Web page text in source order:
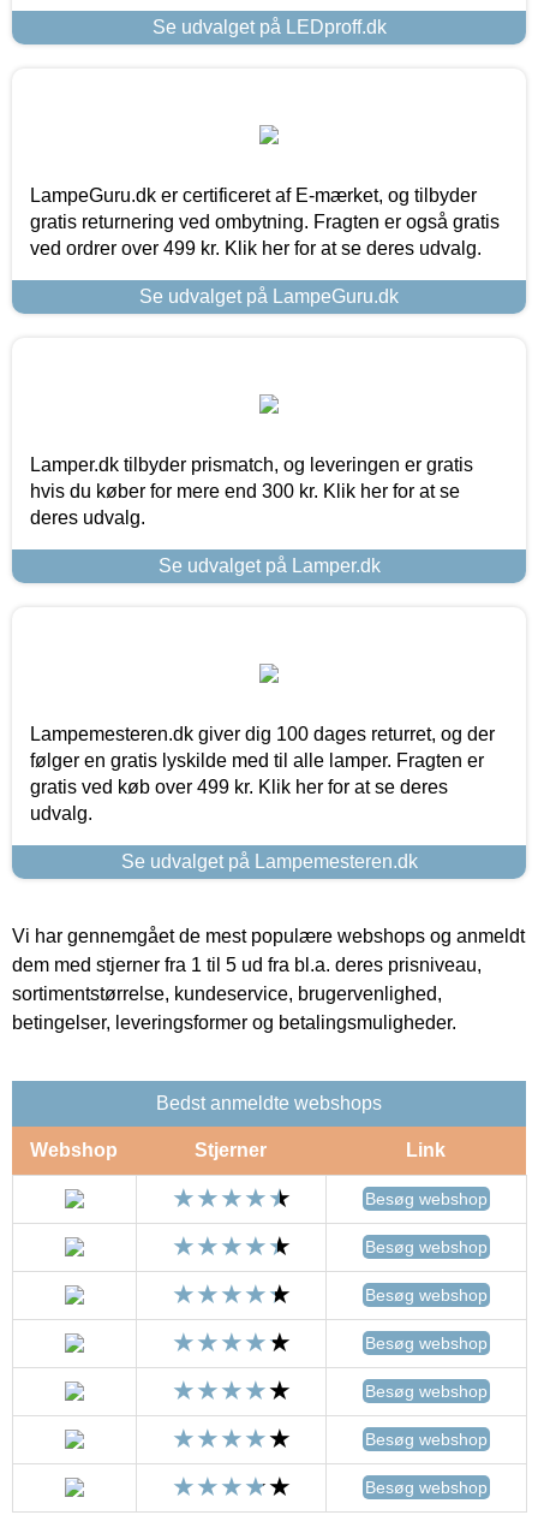
Se udvalget på LEDproff.dk
LampeGuru.dk er certificeret af E-mærket, og tilbyder
gratis returnering ved ombytning. Fragten er også gratis
ved ordrer over 499 kr. Klik her for at se deres udvalg.
Se udvalget på LampeGuru.dk
Lamper.dk tilbyder prismatch, og leveringen er gratis
hvis du køber for mere end 300 kr. Klik her for at se
deres udvalg.
Se udvalget på Lamper.dk
Lampemesteren.dk giver dig 100 dages returret, og der
følger en gratis lyskilde med til alle lamper. Fragten er
gratis ved køb over 499 kr. Klik her for at se deres
udvalg.
Se udvalget på Lampemesteren.dk
Vi har gennemgået de mest populære webshops og anmeldt
dem med stjerner fra 1 til 5 ud fra bl.a. deres prisniveau,
sortimentstørrelse, kundeservice, brugervenlighed,
betingelser, leveringsformer og betalingsmuligheder.
Bedst anmeldte webshops
Webshop Stjerner Link
Besøg webshop
Besøg webshop
Besøg webshop
Besøg webshop
Besøg webshop
Besøg webshop
Besøg webshop